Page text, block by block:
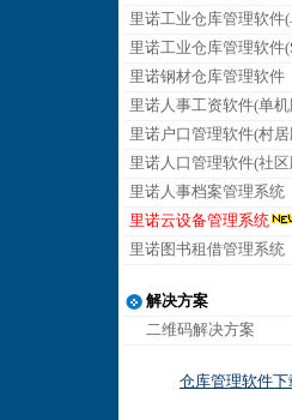
里诺工业仓库管理软件
里诺工业仓库管理软件
里诺钢材仓库管理软件
里诺人事工资软件(单机
里诺户口管理软件(村居
里诺人口管理软件(社区
里诺人事档案管理系统
里诺云设备管理系统
里诺图书租借管理系统
解决方案
二维码解决方案
仓库管理软件下